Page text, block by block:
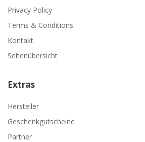
Privacy Policy
Terms & Conditions
Kontakt
Seitenübersicht
Extras
Hersteller
Geschenkgutscheine
Partner